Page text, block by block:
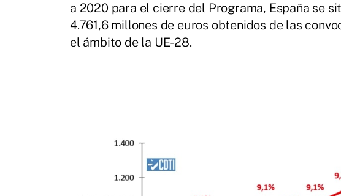
a 2020 para el cierre del Programa, España se
4.761,6 millones de euros obtenidos de las
el ámbito de la UE-28.